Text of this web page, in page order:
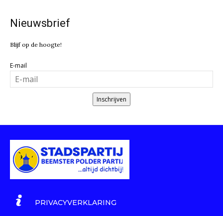
Nieuwsbrief
Blijf op de hoogte!
E-mail
Inschrijven
PRIVACYVERKLARING